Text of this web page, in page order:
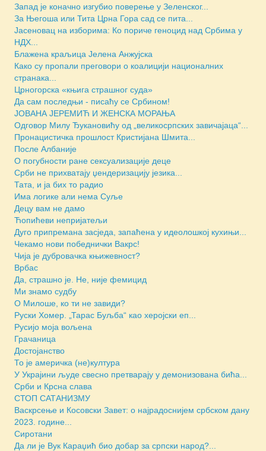
Запад је коначно изгубио поверење у Зеленског...
За Његоша или Тита Црна Гора сад се пита...
Јасеновац на изборима: Ко пориче геноцид над Србима у
НДХ...
Блажена краљица Јелена Анжујска
Како су пропали преговори о коалицији националних
странака...
Црногорска «књига страшног суда»
Да сам последњи - писаћу се Србином!
JОВАНА ЈЕРЕМИЋ И ЖЕНСКА МОРАЊА
Одговор Милу Ђукановићу од „великосрпских завичајаца“...
Пронацистичка прошлост Кристијана Шмита...
После Албаније
О погубности ране сексуализације деце
Срби не прихватају џендеризацију језика...
Тата, и ја бих то радио
Има логике али нема Суље
Децу вам не дамо
Ћопићеви непријатељи
Дуго припремана засједа, запаћена у идеолошкој кухињи...
Чекамо нови победнички Вакрс!
Чија је дубровачка књижевност?
Врбас
Да, страшно је. Не, није фемицид
Ми знамо судбу
О Милоше, ко ти не завиди?
Руски Хомер. „Тарас Буљба“ као херојски еп...
Русијо моја вољена
Грачаница
Достојанство
То је америчка (не)култура
У Украјини људе свесно претварају у демонизована бића...
Срби и Крсна слава
СТОП САТАНИЗМУ
Васкрсење и Косовски Завет: о најрадоснијем србском дану
2023. године...
Сиротани
Да ли је Вук Караџић био добар за српски народ?...